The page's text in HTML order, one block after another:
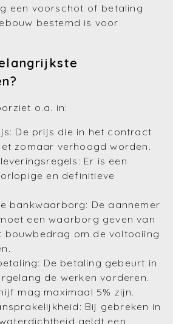
een voorschot of betaling
bestemd is voor
o.a. in:
De prijs die in het contract
zomaar verhoogd worden.
Er is een
en definitieve
bankwaarborg: De aannemer
een waarborg geven van
bouwbedrag om de voltooiing
De betaling gebeurt in
de werken vorderen.
mag maximaal 5% zijn.
Bij gebreken in
geldt een